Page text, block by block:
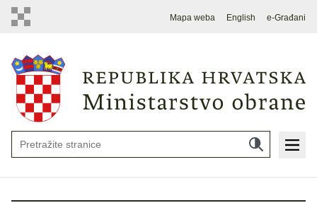
Mapa weba English e-Građani